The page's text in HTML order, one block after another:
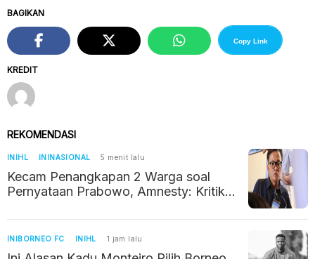
KREDIT
BAGIKAN
Copy Link
REKOMENDASI
INIHL ININASIONAL 5 menit lalu
Kecam Penangkapan 2 Warga soal
Pernyataan Prabowo, Amnesty: Kritik
INIBORNEO FC INIHL 1 jam lalu